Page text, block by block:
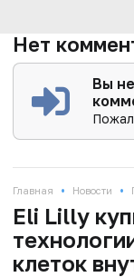
Нет
Вы
Главная • Новости •
Eli Lilly
клеток